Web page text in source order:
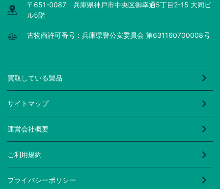
〒651-0087 兵庫県神戸市中央区御幸通5丁目2-15 大同ビ
ル5階
古物商許可番号：兵庫県警公安委員会 第631160700008号
買取している製品
サイトマップ
運営会社概要
ご利用規約
プライバシーポリシー